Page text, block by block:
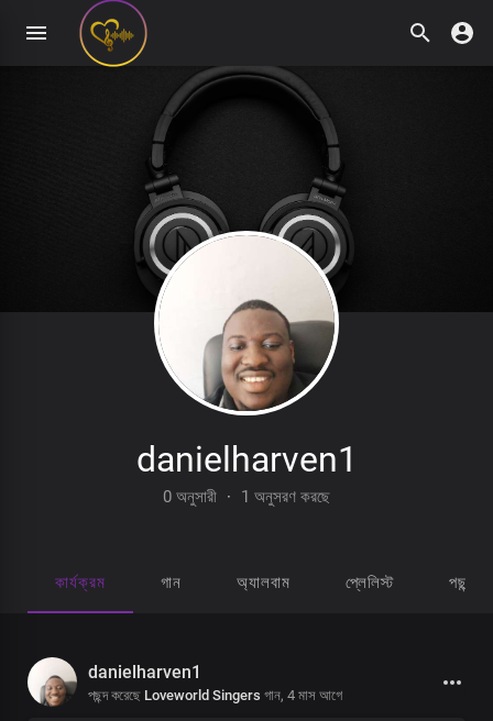
danielharven1
0 অনুসারী · 1 অনুসরণ করছে
কার্যক্রম গান অ্যালবাম প্লেলিস্ট পছন্দ
danielharven1
পছন্দ করেছে Loveworld Singers গান, 4 মাস আগে